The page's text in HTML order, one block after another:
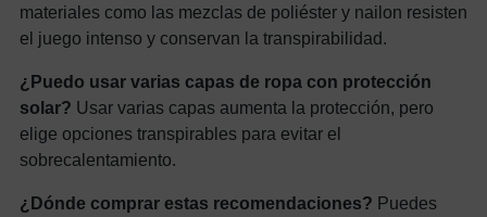
materiales como las mezclas de poliéster y nailon resisten
el juego intenso y conservan la transpirabilidad.
¿Puedo usar varias capas de ropa con protección
solar? Usar varias capas aumenta la protección, pero
elige opciones transpirables para evitar el
sobrecalentamiento.
¿Dónde comprar estas recomendaciones? Puedes